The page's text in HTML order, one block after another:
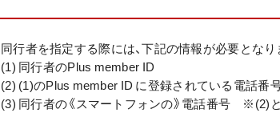
同行者を指定する際には、下記の情報が必要となり
(1) 同行者のPlus member ID
(2) (1)のPlus member ID に登録されている電話番
(3) 同行者の《スマートフォンの》電話番号 ※(2)